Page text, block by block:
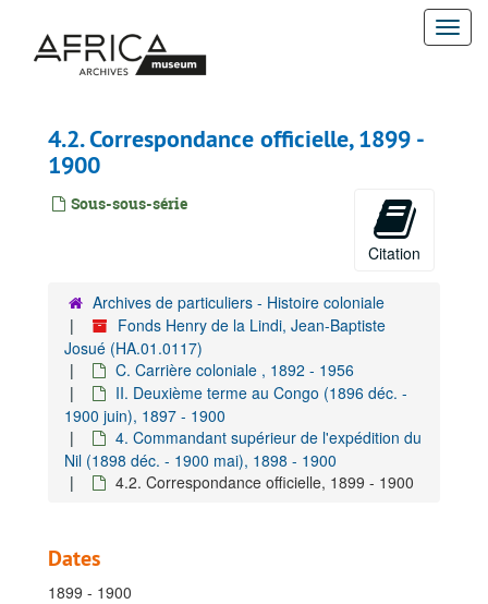
contenu
4.2. Correspondance officielle, 1899 -
1900
Sous-sous-série
Citation
Archives de particuliers - Histoire coloniale
Fonds Henry de la Lindi, Jean-Baptiste
Josué (HA.01.0117)
C. Carrière coloniale , 1892 - 1956
II. Deuxième terme au Congo (1896 déc. -
1900 juin), 1897 - 1900
4. Commandant supérieur de l'expédition du
Nil (1898 déc. - 1900 mai), 1898 - 1900
4.2. Correspondance officielle, 1899 - 1900
Dates
1899 - 1900